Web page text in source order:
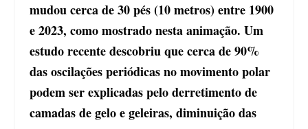
mudou cerca de 30 pés (10 metros) entre 1900
e 2023, como mostrado nesta animação. Um
estudo recente descobriu que cerca de 90%
das oscilações periódicas no movimento polar
podem ser explicadas pelo derretimento de
camadas de gelo e geleiras, diminuição das